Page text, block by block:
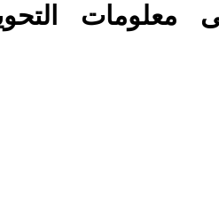
معلومات